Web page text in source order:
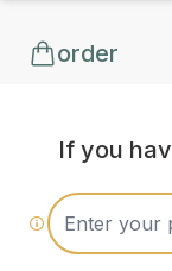
order
If you